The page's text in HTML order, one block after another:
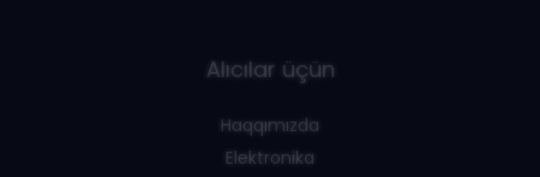
Alıcılar üçün
Haqqımızda
Elektronika